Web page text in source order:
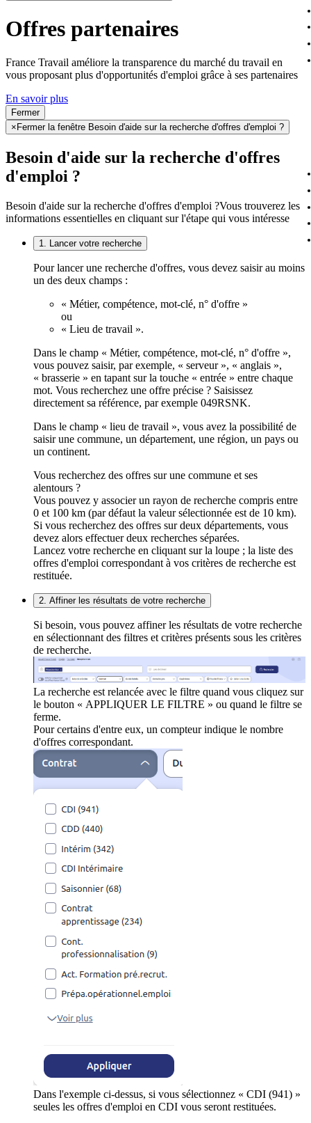
Offres partenaires
France Travail améliore la transparence du marché du travail en
vous proposant plus d'opportunités d'emploi grâce à ses partenaires
En savoir plus
Fermer
× Fermer la fenêtre Besoin d'aide sur la recherche d'offres d'emploi ?
Besoin d'aide sur la recherche d'offres
d'emploi ?
Besoin d'aide sur la recherche d'offres d'emploi ?Vous trouverez les
informations essentielles en cliquant sur l'étape qui vous intéresse
1. Lancer votre recherche
Pour lancer une recherche d'offres, vous devez saisir au moins
un des deux champs :
« Métier, compétence, mot-clé, n° d'offre »
ou
« Lieu de travail ».
Dans le champ « Métier, compétence, mot-clé, n° d'offre »,
vous pouvez saisir, par exemple, « serveur », « anglais »,
« brasserie » en tapant sur la touche « entrée » entre chaque
mot. Vous recherchez une offre précise ? Saisissez
directement sa référence, par exemple 049RSNK.
Dans le champ « lieu de travail », vous avez la possibilité de
saisir une commune, un département, une région, un pays ou
un continent.
Vous recherchez des offres sur une commune et ses
alentours ?
Vous pouvez y associer un rayon de recherche compris entre
0 et 100 km (par défaut la valeur sélectionnée est de 10 km).
Si vous recherchez des offres sur deux départements, vous
devez alors effectuer deux recherches séparées.
Lancez votre recherche en cliquant sur la loupe ; la liste des
offres d'emploi correspondant à vos critères de recherche est
restituée.
2. Affiner les résultats de votre recherche
Si besoin, vous pouvez affiner les résultats de votre recherche
en sélectionnant des filtres et critères présents sous les critères
de recherche.
La recherche est relancée avec le filtre quand vous cliquez sur
le bouton « APPLIQUER LE FILTRE » ou quand le filtre se
ferme.
Pour certains d'entre eux, un compteur indique le nombre
d'offres correspondant.
Dans l'exemple ci-dessus, si vous sélectionnez « CDI (941) »
seules les offres d'emploi en CDI vous seront restituées.